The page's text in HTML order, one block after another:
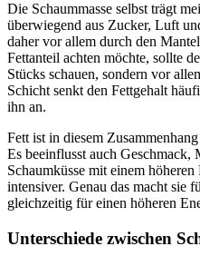
Die Schaummasse selbst trägt
überwiegend aus Zucker, Luft
daher vor allem durch den
Fettanteil achten möchte, sollte
Stücks schauen, sondern vor
Schicht senkt den Fettgehalt
ihn an.
Fett ist in diesem
Es beeinflusst auch Geschmack,
Schaumküsse mit einem
intensiver. Genau das macht sie
gleichzeitig für einen höheren
Unterschiede zwischen